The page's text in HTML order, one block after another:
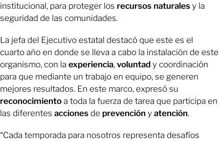
institucional, para proteger los recursos naturales y la
seguridad de las comunidades.
La jefa del Ejecutivo estatal destacó que este es el
cuarto año en donde se lleva a cabo la instalación de este
organismo, con la experiencia, voluntad y coordinación
para que mediante un trabajo en equipo, se generen
mejores resultados. En este marco, expresó su
reconocimiento a toda la fuerza de tarea que participa en
las diferentes acciones de prevención y atención.
“Cada temporada para nosotros representa desafíos